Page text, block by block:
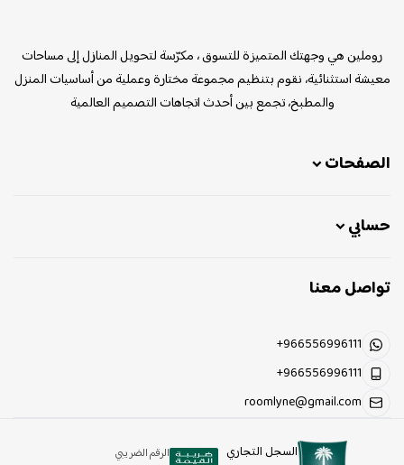
روملين هي وجهتك المتميزة للتسوق ، مكرّسة لتحويل المنازل إلى مساحات
معيشة استثنائية، نقوم بتنظيم مجموعة مختارة وعملية من أساسيات المنزل
والمطبخ، تجمع بين أحدث اتجاهات التصميم العالمية
الصفحات
حسابي
تواصل معنا
+966556996111
+966556996111
roomlyne@gmail.com
السجل التجاري الرقم الضريبي